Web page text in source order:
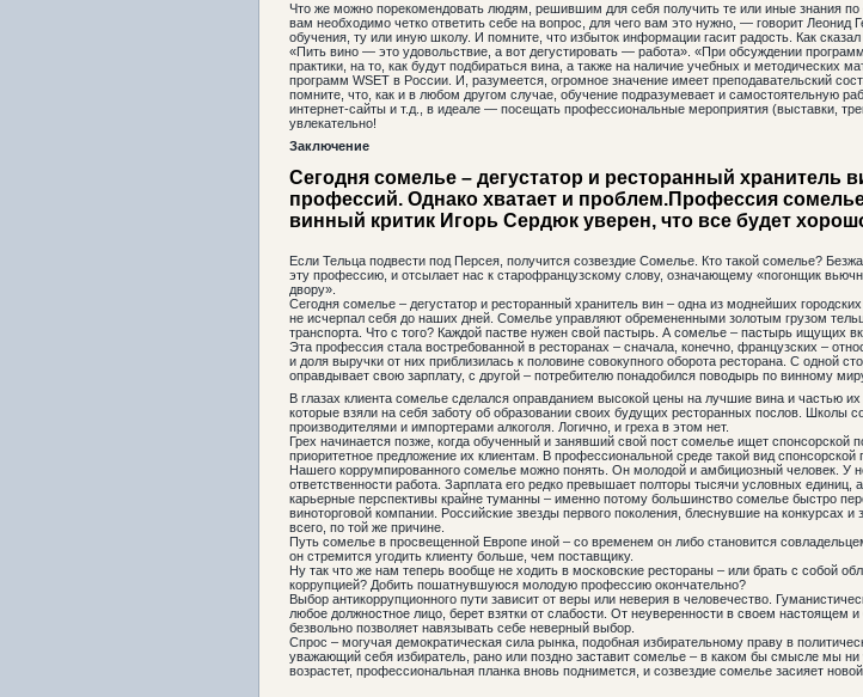
Что же можно порекомендовать людям, решившим для себя получить те или иные знания
вам необходимо четко ответить себе на вопрос, для чего вам это нужно, — говорит
обучения, ту или иную школу. И помните, что избыток информации гасит радость. Как
«Пить вино — это удовольствие, а вот дегустировать — работа». «При обсуждении
практики, на то, как будут подбираться вина, а также на наличие учебных и методических
программ WSET в России. И, разумеется, огромное значение имеет преподавательский
помните, что, как и в любом другом случае, обучение подразумевает и самостоятельную
интернет-сайты и т.д., в идеале — посещать профессиональные мероприятия (выставки,
увлекательно!
Заключение
Сегодня сомелье – дегустатор и ресторанный хранитель
профессий. Однако хватает и проблем.Профессия
винный критик Игорь Сердюк уверен, что все будет
Если Тельца подвести под Персея, получит­ся созвездие Сомелье. Кто такой сомелье?
эту профессию, и отсылает нас к старофранцузскому слову, означающему «погонщик
двору».
Сегодня сомелье – дегустатор и ресторанный хранитель вин – одна из моднейших
не исчерпал себя до наших дней. Сомелье управляют обремененными золотым грузом
транспорта. Что с того? Каждой пастве нужен свой пастырь. А сомелье – пастырь ищущих
Эта профессия стала востребованной в ресторанах – сначала, конечно, французских –
и доля выручки от них приблизилась к половине совокупного оборота ресторана. С одной
оправдывает свою зарплату, с другой – потребителю ­понадобился поводырь по винному
В глазах клиента сомелье сделался оправданием ­высокой цены на лучшие вина и частью
которые взяли на себя заботу об образовании своих будущих ресторанных послов. Школы
производителями и импортерами алкоголя. Логично, и ­греха в этом нет.
Грех начинается позже, когда обученный и занявший свой пост сомелье ищет спонсорской
приоритетное предложение их клиентам. В профессиональной среде такой вид
Нашего коррумпированного сомелье можно понять. Он молодой и амбициозный человек. У
ответственности работа. Зарплата его редко превышает полторы тысячи условных единиц,
карьерные перспективы крайне туманны – именно потому большинство сомелье быстро
виноторговой компании. Российские звезды первого поколения, блеснувшие на конкурсах
всего, по той же причине.
Путь сомелье в просвещенной Европе иной – со временем он либо становится
он стремится угодить клиенту больше, чем поставщику.
Ну так что же нам теперь вообще не ходить в московские рестораны – или брать с собой
коррупцией? Добить пошатнувшуюся молодую ­профессию окончательно?
Выбор антикоррупционного пути зависит от веры или неверия в человечество.
любое должностное лицо, берет взятки от ­слабости. От неуверенности в своем настоящем
безвольно позволяет навязывать себе ­неверный выбор.
Спрос – могучая демократическая сила рынка, подобная избирательному праву в
уважающий себя избиратель, рано или поздно заставит сомелье – в каком бы смысле мы ни
возрастет, профессиональная планка вновь поднимется, и созвездие сомелье засияет новой